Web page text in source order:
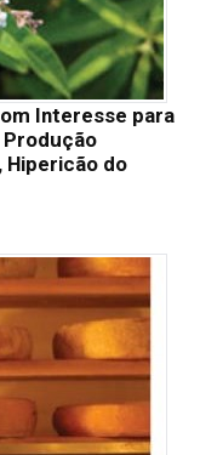
Interesse para
Produção
Hipericão do